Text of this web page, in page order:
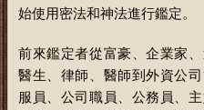
始使用密法和神法進行鑑定。
前來鑑定者從富豪、企業家
醫生、律師、醫師到外資公
服員、公司職員、公務員、